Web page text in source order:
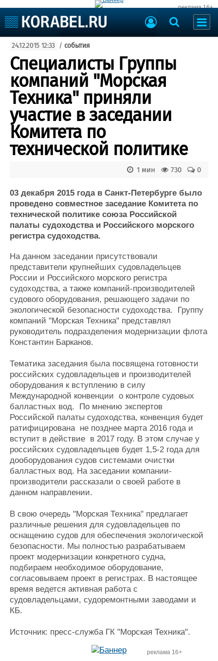
реклама 16+
Судоходство
Судоремонт
События
Пресс-релизы
Порты
Рыболовство
ВМФ
Яхты и катера
Еще
Судостроение
Пульс
Репутация
Работа
Крюинг
Журнал
Реклама
Торговая площадка
Доска объявлений
Продажа флота
Изделия
Материалы
Услуги
Конференции
Выставки и семинары
Личности
Словарь
Флот
Галерея флота
Форум
Отзывы
Все службы
24.12.2015 12:33 / события
Специалисты Группы
компаний "Морская
Техника" приняли
участие в заседании
Комитета по
технической политике
0
730
1 мин
03 декабря 2015 года в Санкт-Петербурге было
проведено совместное заседание Комитета по
технической политике союза Российской
палаты судоходства и Российского морского
регистра судоходства.
На данном заседании присутствовали
представители крупнейших судовладельцев
России и Российского морского регистра
судоходства, а также компаний-производителей
судового оборудования, решающего задачи по
экологической безопасности судоходства. Группу
компаний "Морская Техника" представлял
руководитель подразделения модернизации флота
Константин Барканов.
Тематика заседания была посвящена готовности
российских судовладельцев и производителей
оборудования к вступлению в силу
Международной конвенции о контроле судовых
балластных вод. По мнению экспертов
Российской палаты судоходства, конвенция будет
ратифицирована не позднее марта 2016 года и
вступит в действие в 2017 году. В этом случае у
российских судовладельцев будет 1,5-2 года для
дооборудования судов системами очистки
балластных вод. На заседании компании-
производители рассказали о своей работе в
данном направлении.
В свою очередь "Морская Техника" предлагает
различные решения для судовладельцев по
оснащению судов для обеспечения экологической
безопасности. Мы полностью разрабатываем
проект модернизации конкретного судна,
подбираем необходимое оборудование,
согласовываем проект в регистрах. В настоящее
время ведется активная работа с
судовладельцами, судоремонтными заводами и
КБ.
Источник: пресс-служба ГК "Морская Техника".
реклама 16+